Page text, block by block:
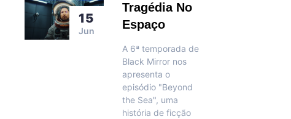
15
Jun
Tragédia No
Espaço
A 6ª temporada de
Black Mirror nos
apresenta o
episódio "Beyond
the Sea", uma
história de ficção